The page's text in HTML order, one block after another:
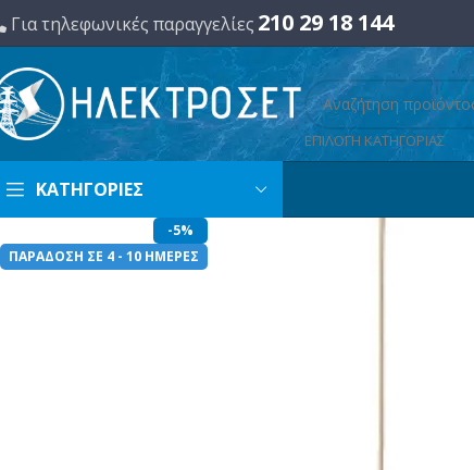
Για τηλεφωνικές παραγγελίες 210 29 18 144
ΕΠΙΛΟΓΗ ΚΑΤΗΓΟΡΙΑΣ
ΚΑΤΗΓΟΡΙΕΣ
-5%
ΠΑΡΑΔΟΣΗ ΣΕ 4 - 10 ΗΜΕΡΕΣ